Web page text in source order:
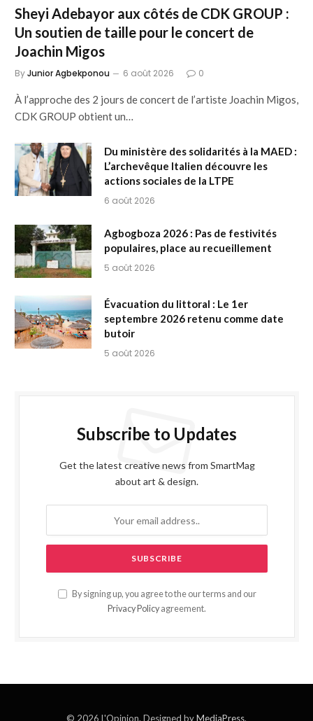
Sheyi Adebayor aux côtés de CDK GROUP :
Un soutien de taille pour le concert de
Joachin Migos
ByJunior Agbekponou 6 août 2026 0
À l’approche des 2 jours de concert de l’artiste Joachin Migos,
CDK GROUP obtient un…
Du ministère des solidarités à la MAED :
L’archevêque Italien découvre les
actions sociales de la LTPE
6 août 2026
Agbogboza 2026 : Pas de festivités
populaires, place au recueillement
5 août 2026
Évacuation du littoral : Le 1er
septembre 2026 retenu comme date
butoir
5 août 2026
Subscribe to Updates
Get the latest creative news from SmartMag
about art & design.
By signing up, you agree to the our terms and our
Privacy Policy agreement.
© 2026 L'Opinion. Designed byMediaPress.